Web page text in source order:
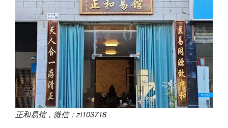
正和易馆，微信：zi103718